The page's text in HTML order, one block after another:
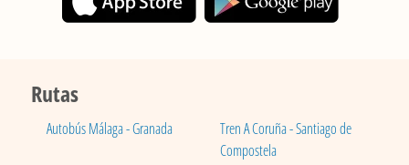
Rutas
Autobús Málaga - Granada
Tren A Coruña - Santiago de
Compostela